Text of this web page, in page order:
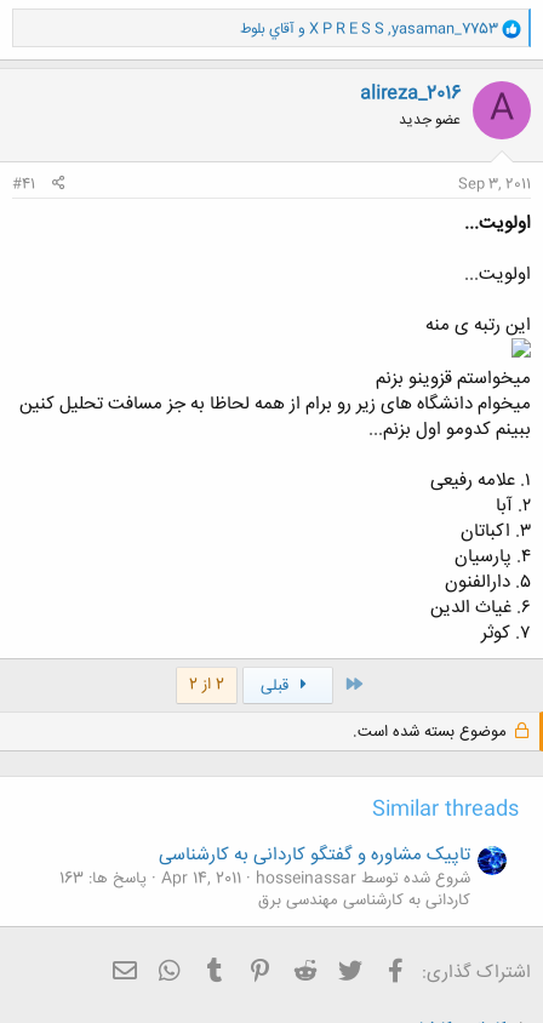
و
ا
ک
ن
ش
ه
ا
yasaman_7753
,
X P R E S S وآقاي بلوط
A
alireza_2016
عضو جدید
Sep 3, 2011
#41
اولویت...
اولویت...
این رتبه ی منه
میخواستم قزوینو بزنم
میخوام دانشگاه های زیر رو برام از همه لحاظا به جز مسافت تحلیل کنین
ببینم کدومو اول بزنم...
۱. علامه رفیعی
۲. آبا
۳. اکباتان
۴. پارسیان
۵. دارالفنون
۶. غیاث الدین
۷. کوثر
اول قبلی
2 از 2
موضوع بسته شده است.
Similar threads
تاپیک مشاوره و گفتگو کاردانی به کارشناسی
شروع شده توسط hosseinassar Apr 14, 2011 پاسخ ها: 163
کاردانی به کارشناسی مهندسی برق
اشتراک گذاری: فیسبوک تویتر Reddit
Pinterest
Tumblr
WhatsApp